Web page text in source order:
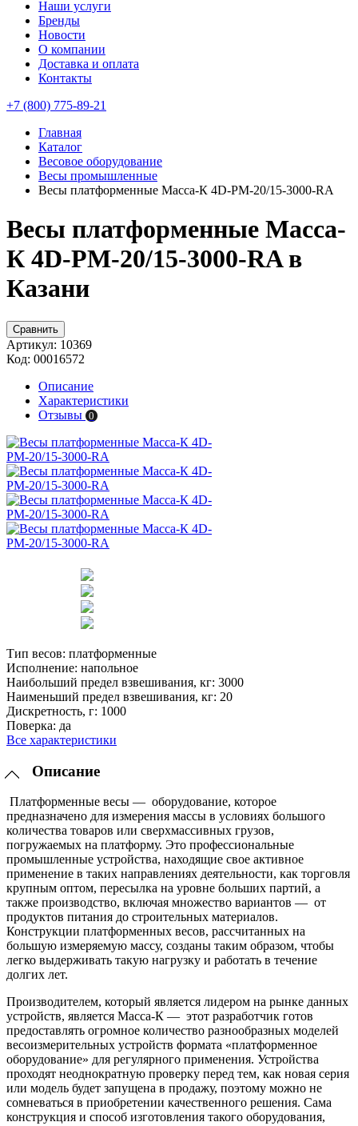
Наши услуги
Бренды
Новости
О компании
Доставка и оплата
Контакты
+7 (800) 775-89-21
Главная
Каталог
Весовое оборудование
Весы промышленные
Весы платформенные Масса-К 4D-PM-20/15-3000-RA
Весы платформенные Масса-
К 4D-PM-20/15-3000-RA в
Казани
Сравнить
Артикул: 10369
Код: 00016572
Описание
Характеристики
Отзывы 0
Тип весов: платформенные
Исполнение: напольное
Наибольший предел взвешивания, кг: 3000
Наименьший предел взвешивания, кг: 20
Дискретность, г: 1000
Поверка: да
Все характеристики
Описание
Платформенные весы — оборудование, которое
предназначено для измерения массы в условиях большого
количества товаров или сверхмассивных грузов,
погружаемых на платформу. Это профессиональные
промышленные устройства, находящие свое активное
применение в таких направлениях деятельности, как торговля
крупным оптом, пересылка на уровне больших партий, а
также производство, включая множество вариантов — от
продуктов питания до строительных материалов.
Конструкции платформенных весов, рассчитанных на
большую измеряемую массу, созданы таким образом, чтобы
легко выдерживать такую нагрузку и работать в течение
долгих лет.
Производителем, который является лидером на рынке данных
устройств, является Масса-К — этот разработчик готов
предоставлять огромное количество разнообразных моделей
весоизмерительных устройств формата «платформенное
оборудование» для регулярного применения. Устройства
проходят неоднократную проверку перед тем, как новая серия
или модель будет запущена в продажу, поэтому можно не
сомневаться в приобретении качественного решения. Сама
конструкция и способ изготовления такого оборудования,